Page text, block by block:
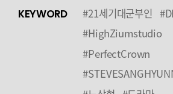
KEYWORD #21세기대군부인
#HighZiumstudio
#PerfectCrown